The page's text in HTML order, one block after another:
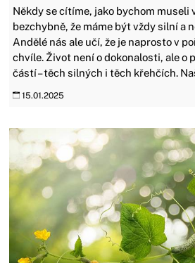
Někdy se cítíme, jako bychom museli
bezchybně, že máme být vždy silní a
Andělé nás ale učí, že je naprosto v
chvíle. Život není o dokonalosti, ale o
částí – těch silných i těch křehčích.
15.01.2025